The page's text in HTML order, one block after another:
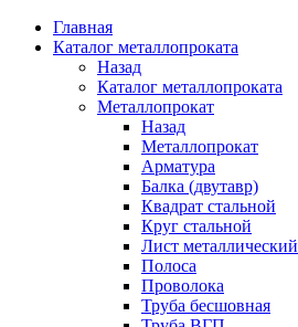
Главная
Каталог металлопроката
Назад
Каталог металлопроката
Металлопрокат
Назад
Металлопрокат
Арматура
Балка (двутавр)
Квадрат стальной
Круг стальной
Лист металлический
Полоса
Проволока
Труба бесшовная